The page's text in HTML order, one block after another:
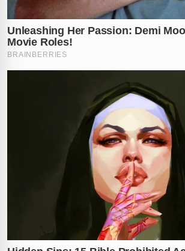
O registro foi feito originalmente para
privada, mas não demorou para
sociais e gerar uma onda de fúria.
envolvidos e questionam a segurança
Polícia e órgãos de
no caso
O Departamento de Polícia de
confirmou que está investigando o
conjunto com o Conselho de Saúde